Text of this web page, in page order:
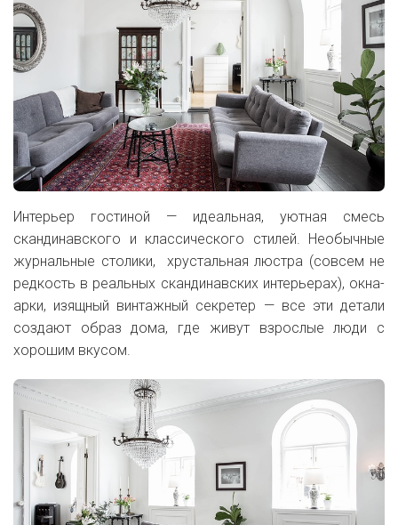
Интерьер гостиной — идеальная, уютная смесь
скандинавского и классического стилей. Необычные
журнальные столики, хрустальная люстра (совсем не
редкость в реальных скандинавских интерьерах), окна-
арки, изящный винтажный секретер — все эти детали
создают образ дома, где живут взрослые люди с
хорошим вкусом.